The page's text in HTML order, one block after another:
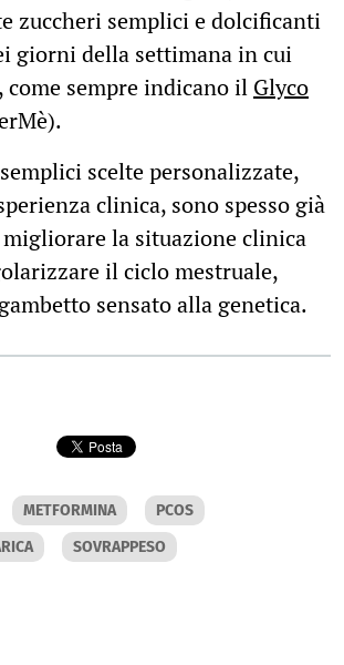
zuccheri semplici e dolcificanti
giorni della settimana in cui
come sempre indicano il Glyco
scelte personalizzate,
clinica, sono spesso già
la situazione clinica
il ciclo mestruale,
sensato alla genetica.
METFORMINA
PCOS
SOVRAPPESO